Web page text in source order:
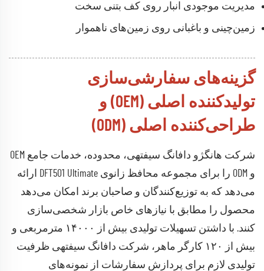
مدیریت موجودی انبار روی کف بتنی سخت
زمین‌چینی و باغبانی روی زمین‌های ناهموار
گزینه‌های سفارشی‌سازی
تولیدکننده اصلی (OEM) و
طراحی‌کننده اصلی (ODM)
شرکت هانگژو دافانگ سیفتهی، محدوده، خدمات جامع OEM
و ODM را برای مجموعه محافظ زانوی DFT501 Ultimate ارائه
می‌دهد که به توزیع‌کنندگان و صاحبان برند امکان می‌دهد
محصول را مطابق با نیازهای خاص بازار شخصی‌سازی
کنند. با داشتن تسهیلات تولیدی بیش از ۱۴۰۰۰ مترمربعی و
بیش از ۱۲۰ کارگر ماهر، شرکت دافانگ سیفتهی ظرفیت
تولیدی لازم برای پردازش سفارشات از نمونه‌های